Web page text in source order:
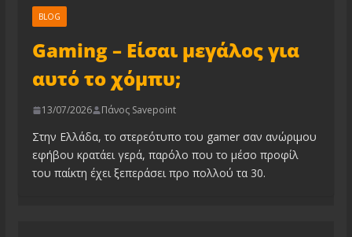
BLOG
Gaming – Είσαι μεγάλος για
αυτό το χόμπυ;
13/07/2026 Πάνος Savepoint
Στην Ελλάδα, το στερεότυπο του gamer σαν ανώριμου
εφήβου κρατάει γερά, παρόλο που το μέσο προφίλ
του παίκτη έχει ξεπεράσει προ πολλού τα 30.